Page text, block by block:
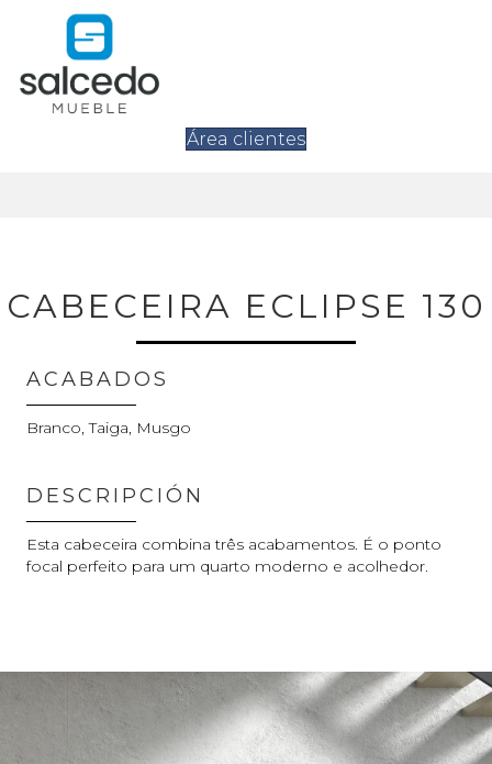
Área clientes
CABECEIRA ECLIPSE 130
ACABADOS
Branco, Taiga, Musgo
DESCRIPCIÓN
Esta cabeceira combina três acabamentos. É o ponto
focal perfeito para um quarto moderno e acolhedor.